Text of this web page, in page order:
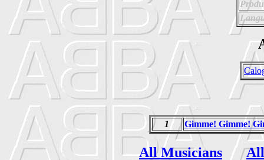
1 Gimme! Gimme!
All Musicians